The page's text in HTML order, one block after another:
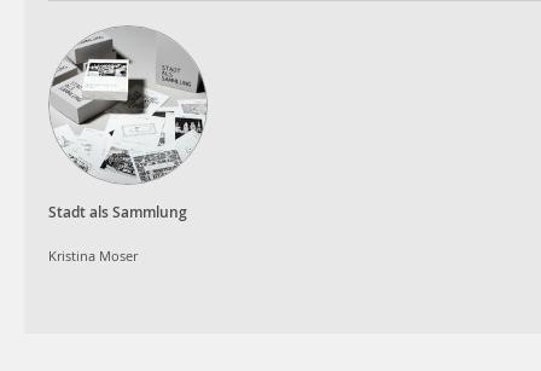
Stadt als Sammlung
Kristina Moser